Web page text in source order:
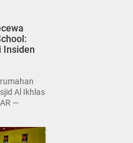
Insiden
Al Ikhlas
—